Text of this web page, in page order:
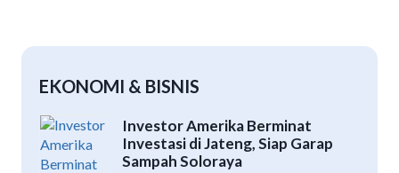
EKONOMI & BISNIS
Investor Amerika Berminat
Investasi di Jateng, Siap Garap
Sampah Soloraya